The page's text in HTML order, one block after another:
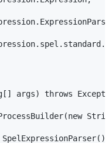
.
. spel . standard .
[] args) throws
SpelExpressionParser();